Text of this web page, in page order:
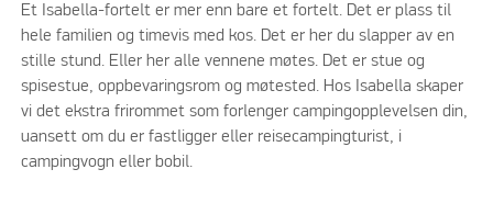
Et Isabella-fortelt er mer enn bare et fortelt. Det er plass til
hele familien og timevis med kos. Det er her du slapper av en
stille stund. Eller her alle vennene møtes. Det er stue og
spisestue, oppbevaringsrom og møtested. Hos Isabella skaper
vi det ekstra frirommet som forlenger campingopplevelsen din,
uansett om du er fastligger eller reisecampingturist, i
campingvogn eller bobil.